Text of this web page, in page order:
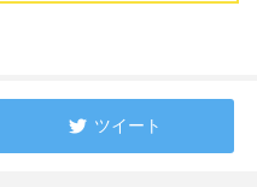
ツイート